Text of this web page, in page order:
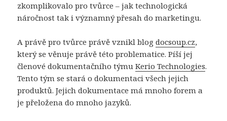
zkomplikovalo pro tvůrce – jak technologická
náročnost tak i významný přesah do marketingu.
A právě pro tvůrce právě vznikl blogdocsoup.cz,
který se věnuje právě této problematice. Píší jej
členové dokumentačního týmuKerio Technologies.
Tento tým se stará o dokumentaci všech jejich
produktů. Jejich dokumentace má mnoho forem a
je přeložena do mnoho jazyků.